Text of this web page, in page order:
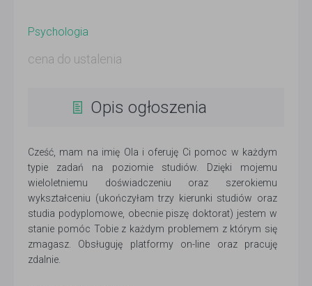
Psychologia
cena do ustalenia
Opis ogłoszenia
Cześć, mam na imię Ola i oferuję Ci pomoc w każdym
typie zadań na poziomie studiów. Dzięki mojemu
wieloletniemu doświadczeniu oraz szerokiemu
wykształceniu (ukończyłam trzy kierunki studiów oraz
studia podyplomowe, obecnie piszę doktorat) jestem w
stanie pomóc Tobie z każdym problemem z którym się
zmagasz. Obsługuję platformy on-line oraz pracuję
zdalnie.